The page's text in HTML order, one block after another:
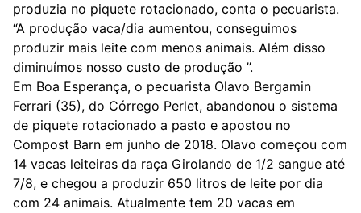
produzia no piquete rotacionado, conta o pecuarista.
“A produção vaca/dia aumentou, conseguimos
produzir mais leite com menos animais. Além disso
diminuímos nosso custo de produção ”.
Em Boa Esperança, o pecuarista Olavo Bergamin
Ferrari (35), do Córrego Perlet, abandonou o sistema
de piquete rotacionado a pasto e apostou no
Compost Barn em junho de 2018. Olavo começou com
14 vacas leiteiras da raça Girolando de 1/2 sangue até
7/8, e chegou a produzir 650 litros de leite por dia
com 24 animais. Atualmente tem 20 vacas em